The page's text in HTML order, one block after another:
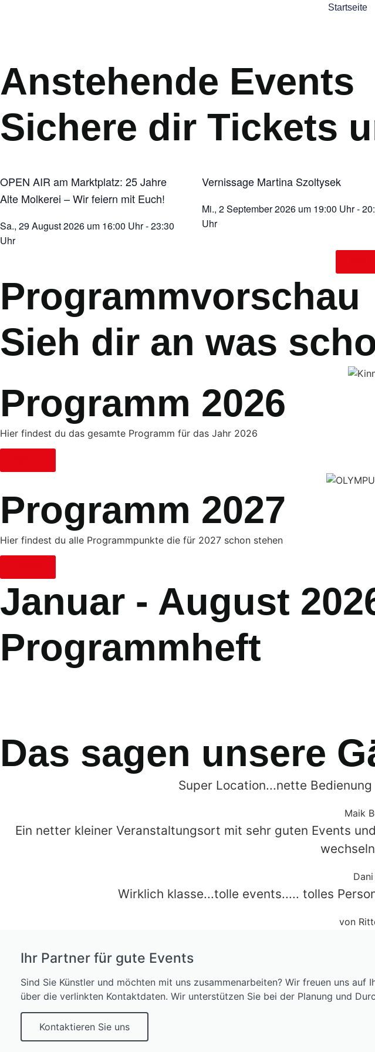
Startseite
Anstehende Events
Sichere dir Tickets
OPEN AIR am Marktplatz: 25 Jahre
Alte Molkerei – Wir feiern mit Euch!
Sa., 29 August 2026 um 16:00 Uhr-23:30
Uhr
Vernissage Martina Szoltysek
Mi., 2 September 2026 um 19:00 Uhr-
Uhr
Programmvorschau
Sieh dir an was
Programm 2026
Hier findest du das gesamte Programm für das Jahr 2026
Programm 2027
Hier findest du alle Programmpunkte die für 2027 schon stehen
Januar - August
Programmheft
Das sagen unsere
Super Location...nette
Maik
Ein netter kleiner Veranstaltungsort mit sehr guten Events
Wirklich klasse...tolle events..... tolles
von
Ihr Partner für gute Events
Sind Sie Künstler und möchten mit uns zusammenarbeiten? Wir freuen uns
über die verlinkten Kontaktdaten. Wir unterstützen Sie bei der Planung und
Kontaktieren Sie uns